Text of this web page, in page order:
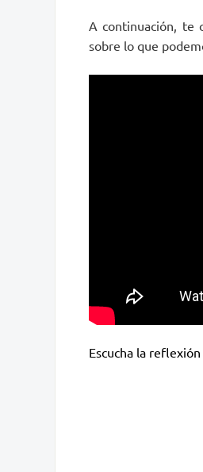
A continuación, te
sobre lo que
Escucha la